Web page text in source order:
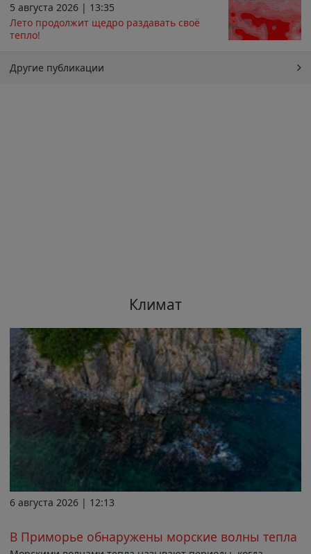
5 августа 2026 | 13:35
Лето продолжит щедро раздавать своё
тепло!
Другие публикации
Климат
6 августа 2026 | 12:13
В Приморье обнаружены морские волны тепла